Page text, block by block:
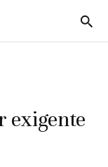
5
exigente